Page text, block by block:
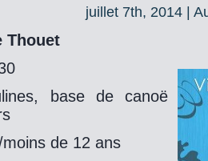
juillet 7th, 2014 |
Thouet
base de canoë
de 12 ans